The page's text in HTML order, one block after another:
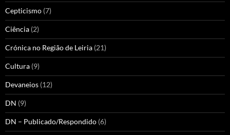
Cepticismo (7)
Ciência (2)
Crónica no Região de Leiria (21)
Cultura (9)
Devaneios (12)
DN (9)
DN – Publicado/Respondido (6)